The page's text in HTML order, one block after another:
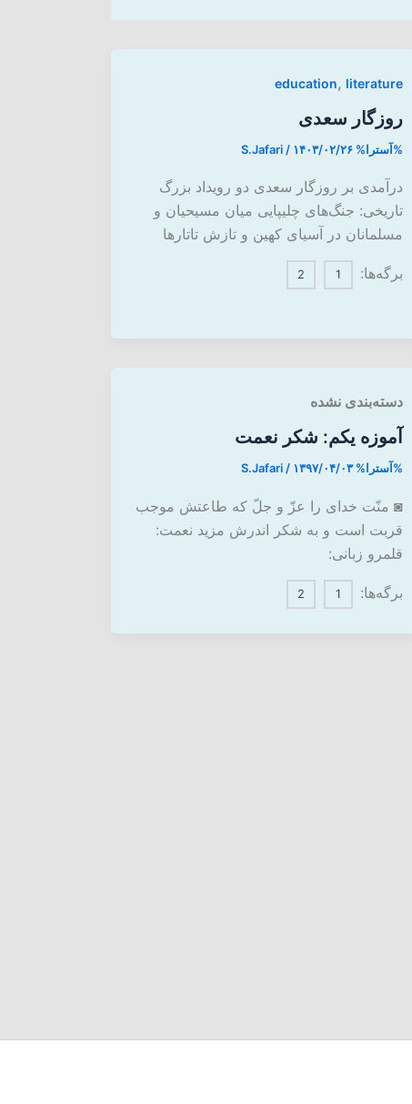
education, literature
روزگار سعدی
%آسترا% S.Jafari / ۱۴۰۳/۰۲/۲۶
درآمدی بر روزگار سعدی دو رویداد بزرگ
تاریخی: جنگ‌های چلیپایی میان مسیحیان و
مسلمانان در آسیای کهین و تازش تاتارها
برگه‌ها: 1
2
دسته‌بندی نشده
آموزه یکم: شکر نعمت
%آسترا% S.Jafari / ۱۳۹۷/۰۴/۰۳
◙ منّت خدای را عزّ و جلّ که طاعتش موجب
قربت است و به شکر اندرش مزید نعمت:
قلمرو زبانی:
برگه‌ها: 1
2